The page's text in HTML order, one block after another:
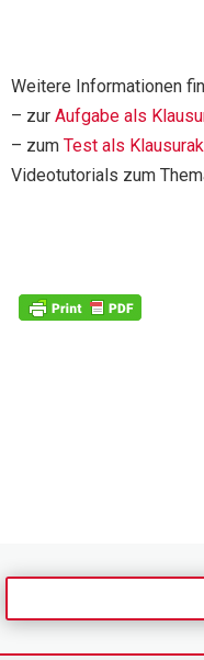
Weitere Informationen
– zur Aufgabe als
– zum Test als
Videotutorials zum